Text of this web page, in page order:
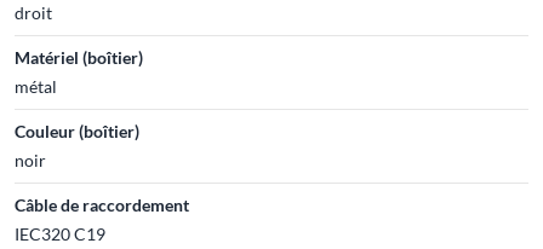
droit
Matériel (boîtier)
métal
Couleur (boîtier)
noir
Câble de raccordement
IEC320 C19